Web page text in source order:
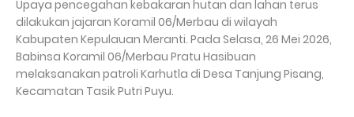
Upaya pencegahan kebakaran hutan dan lahan terus
dilakukan jajaran Koramil 06/Merbau di wilayah
Kabupaten Kepulauan Meranti. Pada Selasa, 26 Mei 2026,
Babinsa Koramil 06/Merbau Pratu Hasibuan
melaksanakan patroli Karhutla di Desa Tanjung Pisang,
Kecamatan Tasik Putri Puyu.